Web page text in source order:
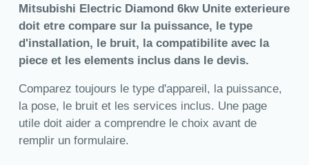
Mitsubishi Electric Diamond 6kw Unite exterieure
doit etre compare sur la puissance, le type
d'installation, le bruit, la compatibilite avec la
piece et les elements inclus dans le devis.
Comparez toujours le type d'appareil, la puissance,
la pose, le bruit et les services inclus. Une page
utile doit aider a comprendre le choix avant de
remplir un formulaire.